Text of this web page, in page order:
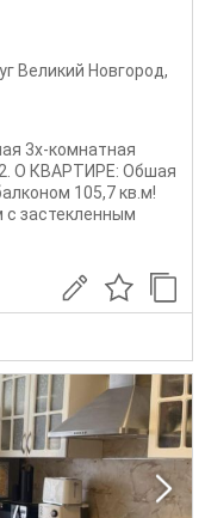
Великий Новгород,
3х-комнатная
O КBAPTИPЕ: Обшая
105,7 кв.м!
с застекленным